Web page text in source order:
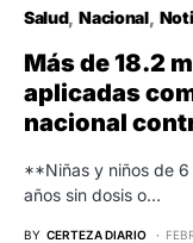
Salud Nacional
Más de 18.2
aplicadas
nacional
**Niñas y niños de 6
años sin dosis o…
BY CERTEZA DIARIO